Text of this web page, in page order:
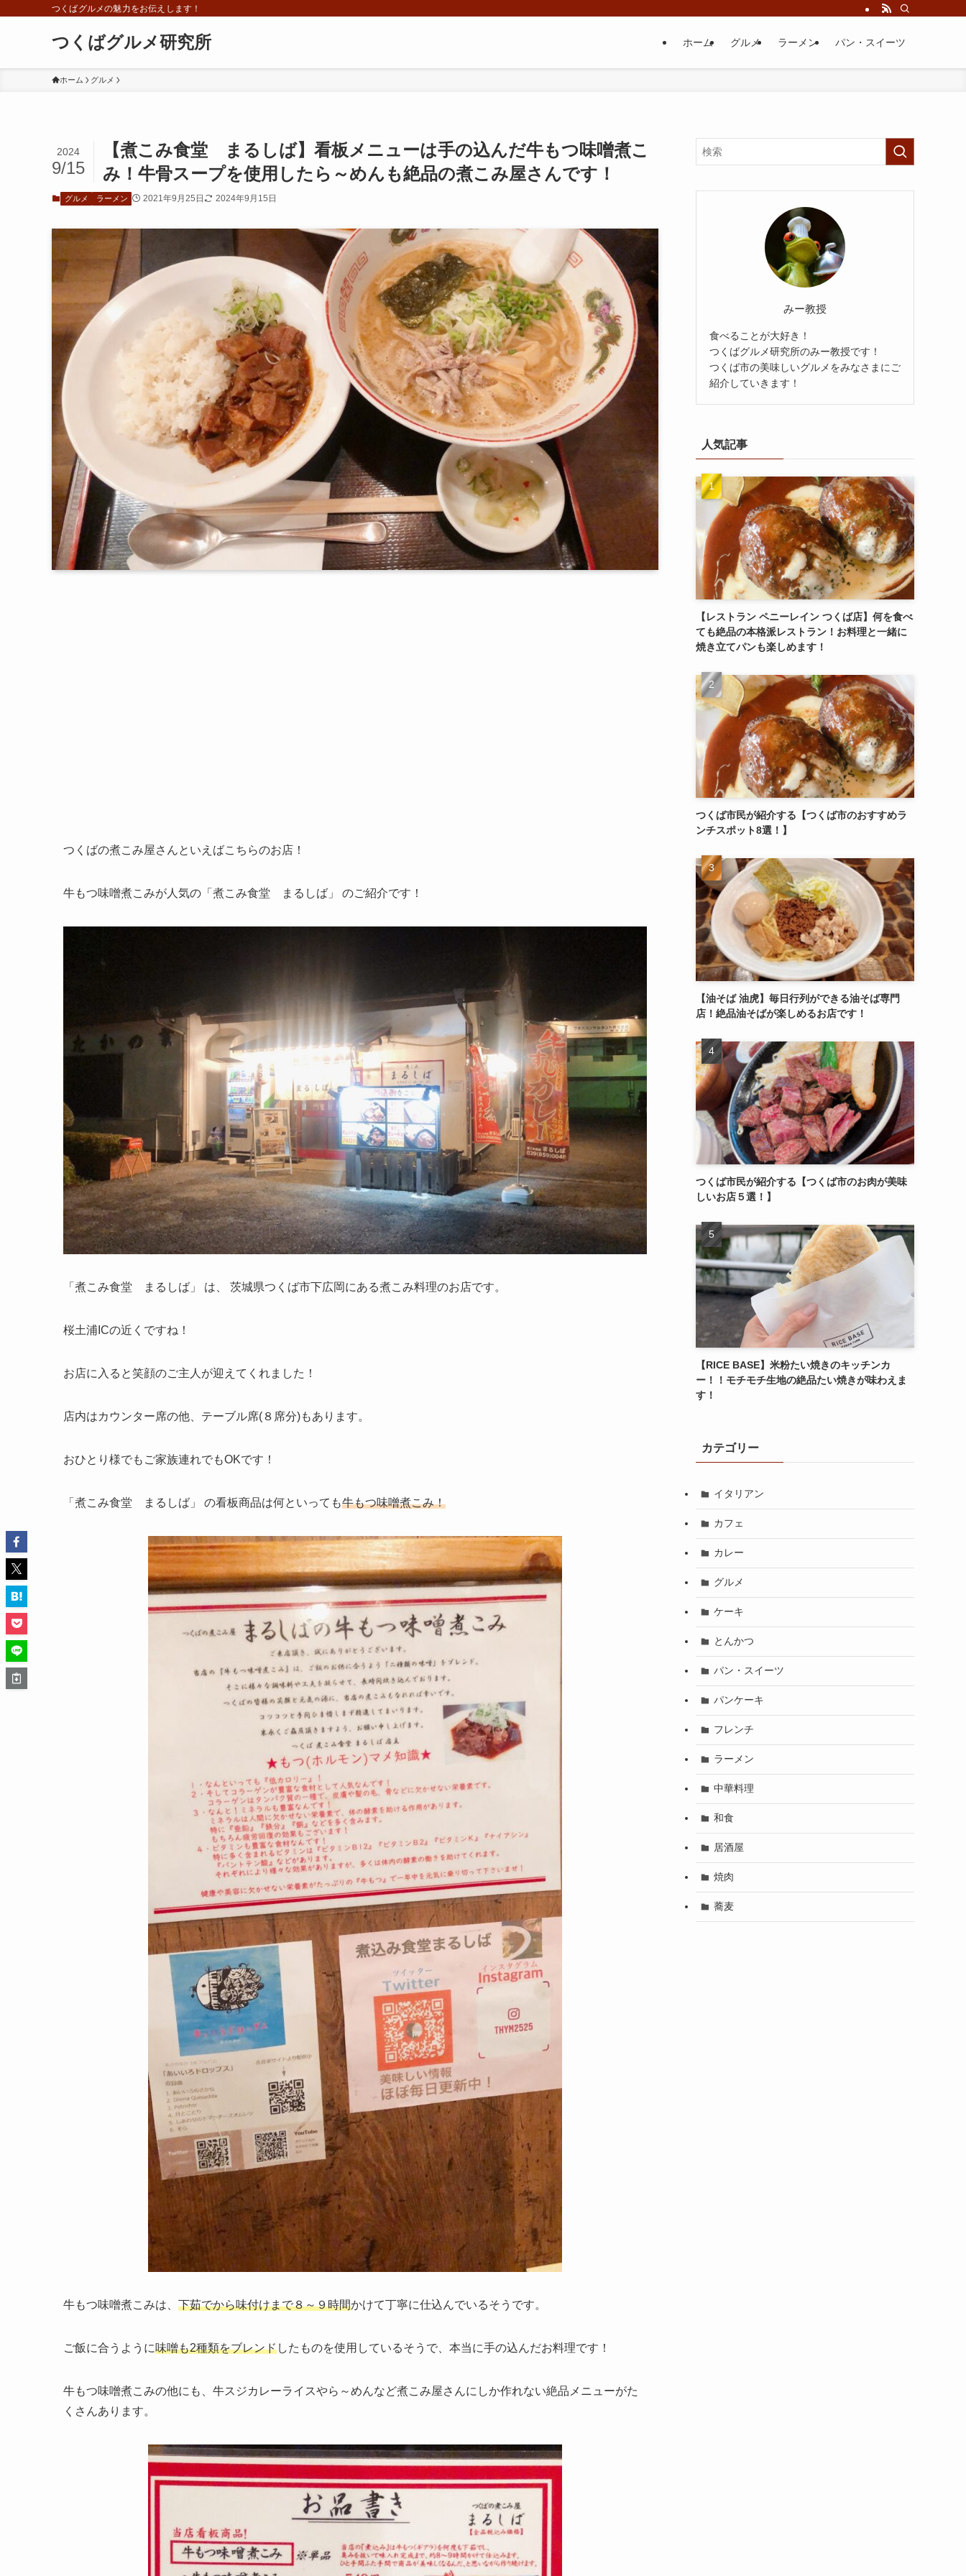
つくばグルメの魅力をお伝えします！
つくばグルメ研究所 ホーム グルメ ラーメン パン・スイーツ
ホーム グルメ
【煮こみ食堂 まるしば】看板メニューは手の込んだ牛もつ味噌煮こ
み！牛骨スープを使用したら～めんも絶品の煮こみ屋さんです！
2024
9/15
グルメ ラーメン 2021年9月25日 2024年9月15日
つくばの煮こみ屋さんといえばこちらのお店！
牛もつ味噌煮こみが人気の 「煮こみ食堂 まるしば」 のご紹介です！
「煮こみ食堂 まるしば」 は、 茨城県つくば市下広岡にある煮こみ料理のお店です。
桜土浦ICの近くですね！
お店に入ると笑顔のご主人が迎えてくれました！
店内はカウンター席の他、テーブル席(８席分)もあります。
おひとり様でもご家族連れでもOKです！
「煮こみ食堂 まるしば」 の看板商品は何といっても牛もつ味噌煮こみ！
牛もつ味噌煮こみは、 下茹でから味付けまで８～９時間かけて丁寧に仕込んでいるそうです。
ご飯に合うように味噌も2種類をブレンドしたものを使用しているそうで、本当に手の込んだお料理です！
牛もつ味噌煮こみの他にも、牛スジカレーライスやら～めんなど煮こみ屋さんにしか作れない絶品メニューがた
くさんあります。
みー教授
食べることが大好き！
つくばグルメ研究所のみー教授です！
つくば市の美味しいグルメをみなさまにご
紹介していきます！
人気記事
【レストラン ペニーレイン つくば店】何を食べ
ても絶品の本格派レストラン！お料理と一緒に
焼き立てパンも楽しめます！
つくば市民が紹介する【つくば市のおすすめラ
ンチスポット8選！】
【油そば 油虎】毎日行列ができる油そば専門
店！絶品油そばが楽しめるお店です！
つくば市民が紹介する【つくば市のお肉が美味
しいお店５選！】
【RICE BASE】米粉たい焼きのキッチンカ
ー！！モチモチ生地の絶品たい焼きが味わえま
す！
カテゴリー
イタリアン
カフェ
カレー
グルメ
ケーキ
とんかつ
パン・スイーツ
パンケーキ
フレンチ
ラーメン
中華料理
和食
居酒屋
焼肉
蕎麦